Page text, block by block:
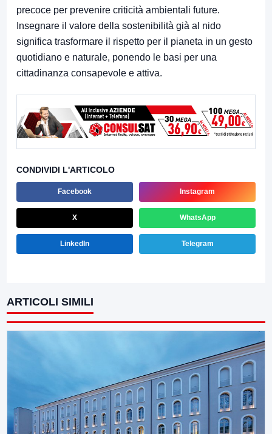
precoce per prevenire criticità ambientali future.
Insegnare il valore della sostenibilità già al nido
significa trasformare il rispetto per il pianeta in un gesto
quotidiano e naturale, ponendo le basi per una
cittadinanza consapevole e attiva.
CONDIVIDI L'ARTICOLO
Facebook Instagram
X WhatsApp
LinkedIn Telegram
ARTICOLI SIMILI